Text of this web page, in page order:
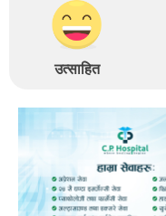
उत्साहित